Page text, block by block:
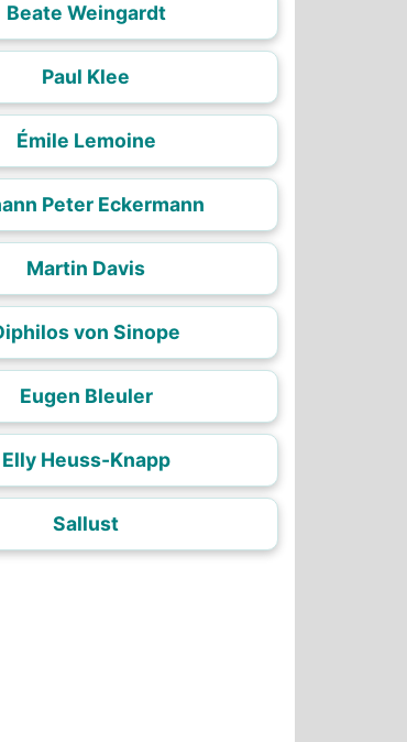
Beate Weingardt
Paul Klee
Émile Lemoine
Peter Eckermann
Martin Davis
von Sinope
Eugen Bleuler
Elly Heuss-Knapp
Sallust